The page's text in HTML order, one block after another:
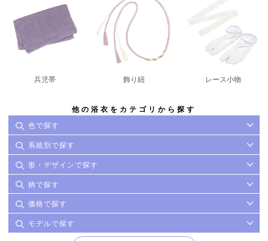
兵児帯 飾り紐 レース小物
他の浴衣をカテゴリから探す
色で探す
系統別で探す
形・デザインで探す
柄で探す
価格で探す
モデルで探す